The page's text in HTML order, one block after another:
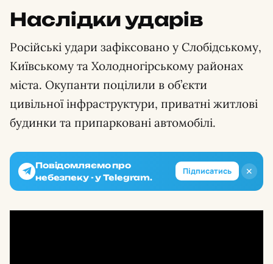
Наслідки ударів
Російські удари зафіксовано у Слобідському,
Київському та Холодногірському районах
міста. Окупанти поцілили в об’єкти
цивільної інфраструктури, приватні житлові
будинки та припарковані автомобілі.
✕
Повідомляємо про
небезпеку - у Telegram.
Підписатись